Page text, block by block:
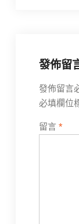
發佈留
發佈留言
必填欄位
留言 *